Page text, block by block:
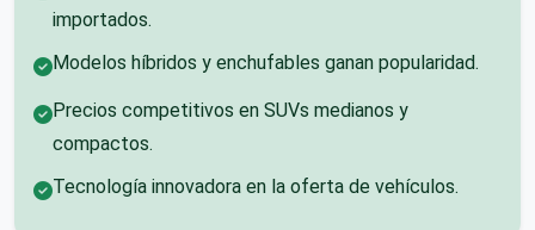
importados.
Modelos híbridos y enchufables ganan popularidad.
Precios competitivos en SUVs medianos y
compactos.
Tecnología innovadora en la oferta de vehículos.